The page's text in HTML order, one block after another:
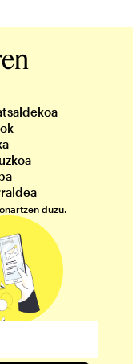
onartzen duzu.